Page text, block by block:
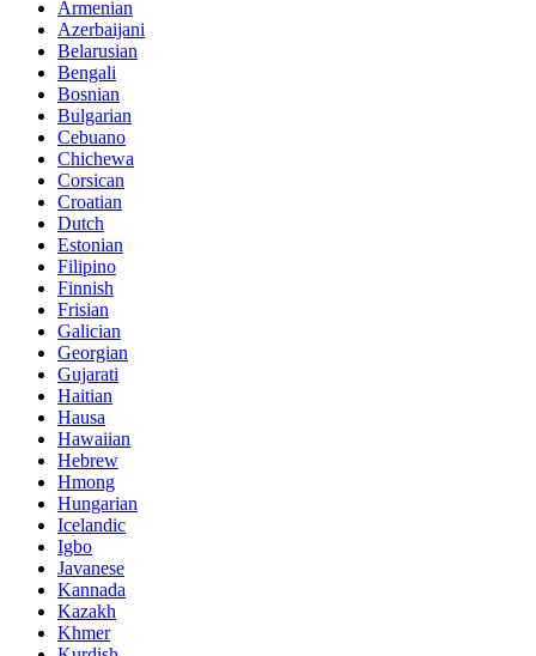
Armenian
Azerbaijani
Belarusian
Bengali
Bosnian
Bulgarian
Cebuano
Chichewa
Corsican
Croatian
Dutch
Estonian
Filipino
Finnish
Frisian
Galician
Georgian
Gujarati
Haitian
Hausa
Hawaiian
Hebrew
Hmong
Hungarian
Icelandic
Igbo
Javanese
Kannada
Kazakh
Khmer